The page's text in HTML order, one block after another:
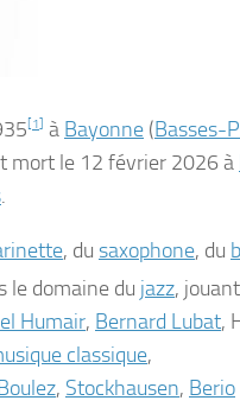
[1] à Bayonne (Basses-
mort le 12 février 2026à
.
, du saxophone, du
le domaine du jazz,
Humair, Bernard Lubat,
classique,
, Stockhausen, Berio